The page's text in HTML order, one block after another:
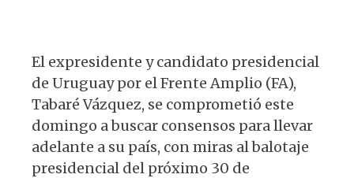
El expresidente y candidato presidencial
de Uruguay por el Frente Amplio (FA),
Tabaré Vázquez, se comprometió este
domingo a buscar consensos para llevar
adelante a su país, con miras al balotaje
presidencial del próximo 30 de